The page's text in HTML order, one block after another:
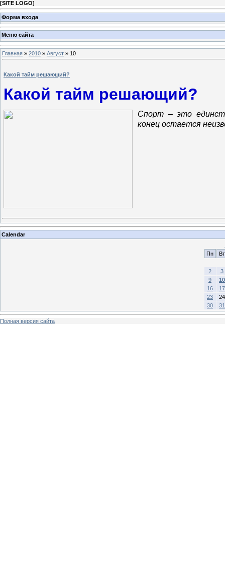
[SITE LOGO]
Форма входа
Меню сайта
Главная » 2010 » Август » 10
Какой тайм решающий?
Какой тайм решающий?
Спорт – это
конец остается
Calendar
Пн
Вт
2
3
9
10
16
17
23
24
30
31
Полная версия сайта